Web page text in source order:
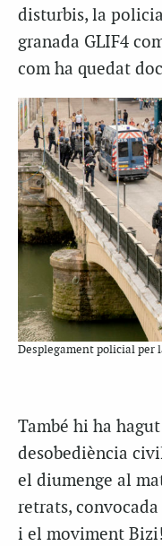
disturbis, la
granada GLIF4
com ha quedat
Desplegament policial per
També hi ha
desobediència
el diumenge al
retrats,
i el moviment